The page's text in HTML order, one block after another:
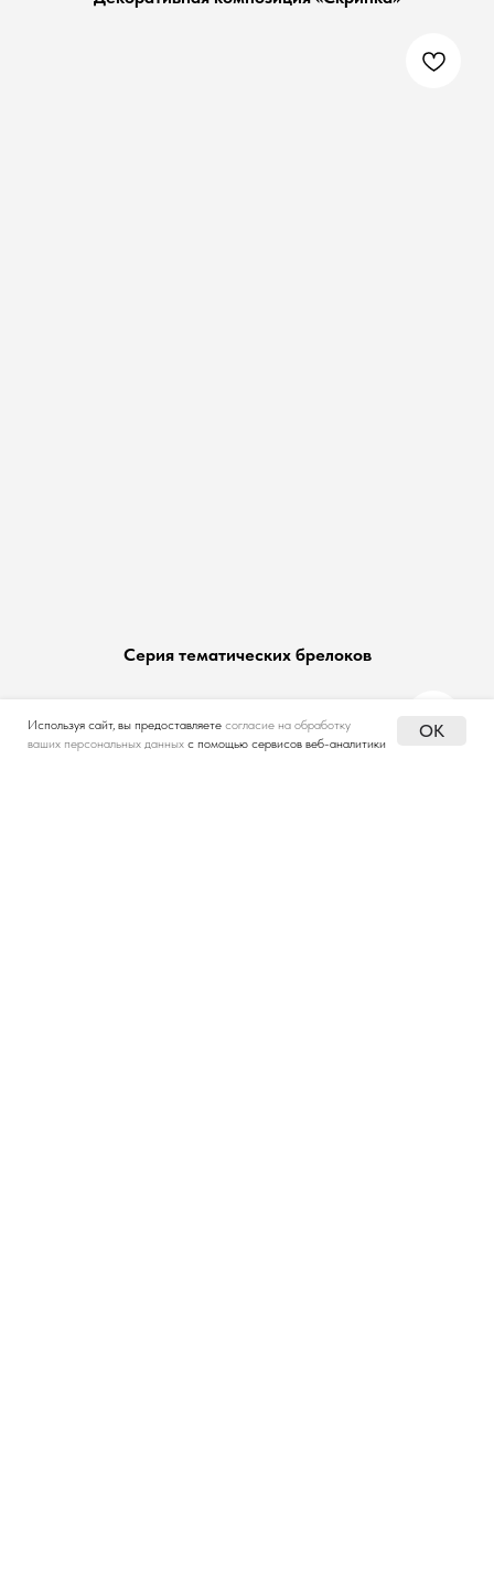
Серия тематических брелоков
Используя сайт, вы предоставляете согласие на обработку
ваших персональных данных с помощью сервисов веб-аналитики
OK